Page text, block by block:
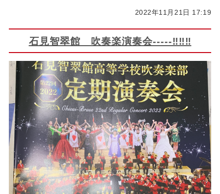
2022年11月21日 17:19
石見智翠館 吹奏楽演奏会-----‼‼‼